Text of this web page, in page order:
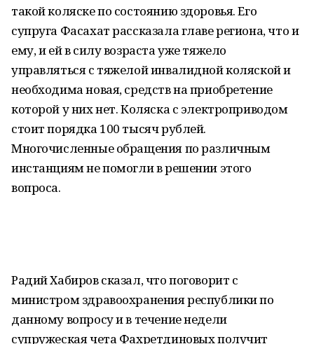
такой коляске по состоянию здоровья. Его
супруга Фасахат рассказала главе региона, что и
ему, и ей в силу возраста уже тяжело
управляться с тяжелой инвалидной коляской и
необходима новая, средств на приобретение
которой у них нет. Коляска с электроприводом
стоит порядка 100 тысяч рублей.
Многочисленные обращения по различным
инстанциям не помогли в решении этого
вопроса.
Радий Хабиров сказал, что поговорит с
министром здравоохранения республики по
данному вопросу и в течение недели
супружеская чета Фахретдиновых получит